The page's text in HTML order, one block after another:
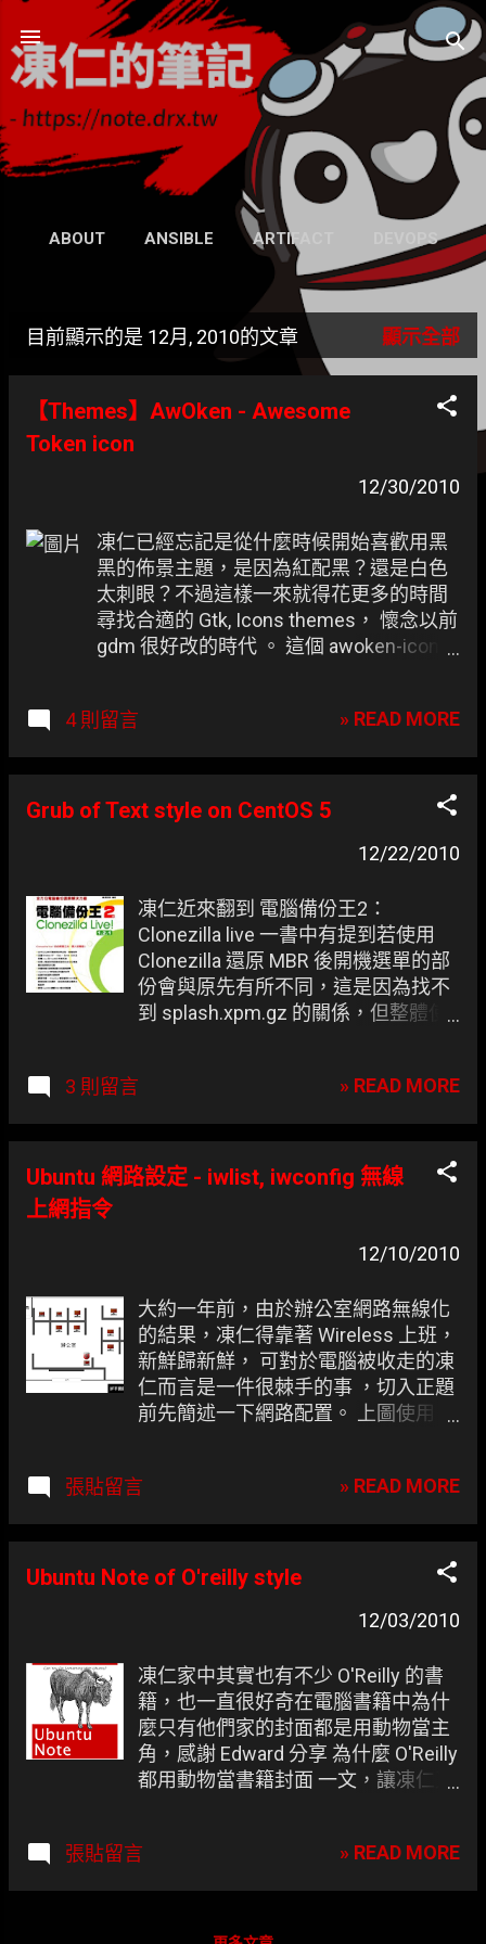
跳到主要內容
凍仁的筆記
- https://note.drx.tw
網頁
ABOUT ANSIBLE ARTIFACT DEVOPS
WIKI 更多…
GRAVATAR
文
目前顯示的是 12月, 2010的文章 顯示全部
【Themes】AwOken - Awesome
Token icon
12/30/2010
凍仁已經忘記是從什麼時候開始喜歡用黑
黑的佈景主題，是因為紅配黑？還是白色
太刺眼？不過這樣一來就得花更多的時間
尋找合適的 Gtk, Icons themes， 懷念以前
gdm 很好改的時代 。 這個 awoken-icon-
來了。
4 則留言 » READ MORE
Grub of Text style on CentOS 5
12/22/2010
凍仁近來翻到 電腦備份王2：
Clonezilla live 一書中有提到若使用
Clonezilla 還原 MBR 後開機選單的部
份會與原先有所不同，這是因為找不
到 splash.xpm.gz 的關係，但整體使
3 則留言 » READ MORE
Ubuntu 網路設定 - iwlist, iwconfig 無線
上網指令
12/10/2010
大約一年前，由於辦公室網路無線化
的結果，凍仁得靠著 Wireless 上班，
新鮮歸新鮮， 可對於電腦被收走的凍
仁而言是一件很棘手的事 ，切入正題
前先簡述一下網路配置。 上圖使用
為凍仁的 IBM Thinkpad A31。 3. PC
張貼留言 » READ MORE
Ubuntu Note of O'reilly style
12/03/2010
凍仁家中其實也有不少 O'Reilly 的書
籍，也一直很好奇在電腦書籍中為什
麼只有他們家的封面都是用動物當主
角，感謝 Edward 分享 為什麼 O'Reilly
都用動物當書籍封面 一文，讓凍仁又
O'Reilly Maker - Ubuntu Note
張貼留言 » READ MORE